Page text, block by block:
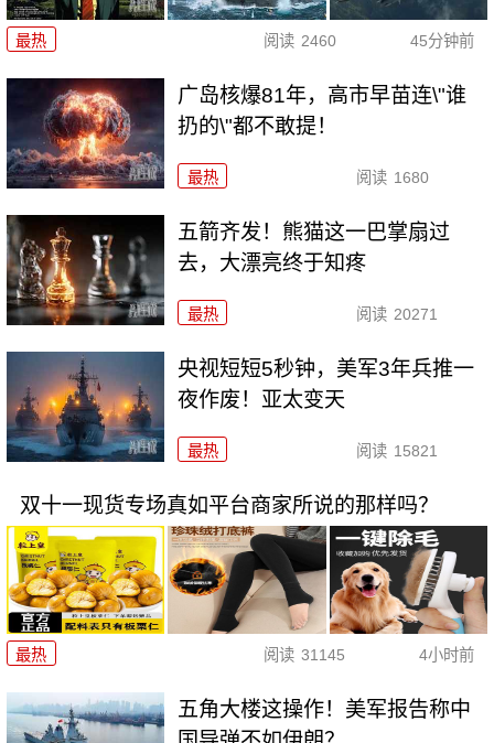
最热 阅读 2460 45分钟前
广岛核爆81年，高市早苗连\"谁
扔的\"都不敢提！
最热 阅读 1680
五箭齐发！熊猫这一巴掌扇过
去，大漂亮终于知疼
最热 阅读 20271
央视短短5秒钟，美军3年兵推一
夜作废！亚太变天
最热 阅读 15821
双十一现货专场真如平台商家所说的那样吗？
最热 阅读 31145 4小时前
五角大楼这操作！美军报告称中